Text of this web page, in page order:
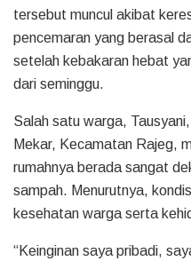
tersebut muncul akibat
pencemaran yang berasal
setelah kebakaran hebat
dari seminggu.
Salah satu warga,
Mekar, Kecamatan Rajeg,
rumahnya berada sangat
sampah. Menurutnya,
kesehatan warga serta
“Keinginan saya pribadi,